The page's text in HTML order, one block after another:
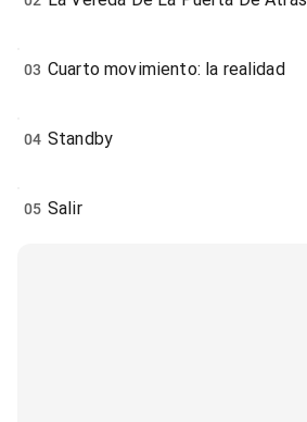
03 Cuarto movimiento: la realidad
04 Standby
05 Salir